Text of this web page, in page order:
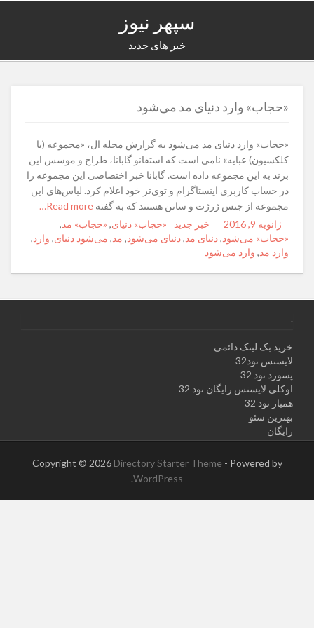
سپهر نیوز
خبر های جدید
«حجاب» وارد دنیای مد می‌شود
«حجاب» وارد دنیای مد می‌شود به گزارش مجله ال، «مجموعه (یا
کلکسیون) عبایه» نامی است که استفانو گابانا، طراح و موسس این
برند به این مجموعه داده است. گابانا خبر اختصاصی این مجموعه را
در حساب کاربری اینستاگرام و توی‌تر خود اعلام کرد. لباس‌های این
مجموعه از جنس ژرژت و ساتن هستند که به گفته
Posted
on
ژانویه 9, 2016 Author
Categories
خبر جدید Tags
«حجاب» دنیای, «حجاب» مد,
«حجاب» می‌شود,دنیای مد,دنیای می‌شود, مد, می‌شود دنیای, وارد,
وارد مد, وارد می‌شود
.
خرید بک لینک دائمی
لایسنس نود32
پسورد نود 32
اوکلی لایسنس رایگان نود 32
همیار نود 32
بهترین سئو
رایگان
Copyright © 2026 Directory Starter Theme - Powered by
WordPress
.